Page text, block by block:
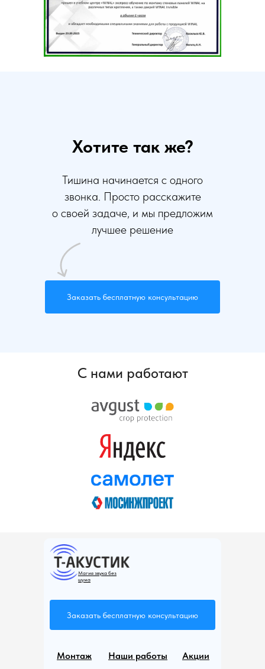
Заказать бесплатную консультацию
Хотите так же?
Тишина начинается с одного
звонка. Просто расскажите
о своей задаче, и мы предложим
лучшее решение
С нами работают
Заказать бесплатную консультацию
Магия звука без
шума
Монтаж Наши работы
Акции